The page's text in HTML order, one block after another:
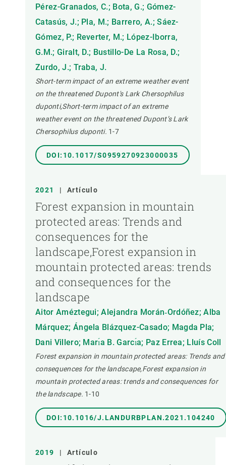
Pérez-Granados, C.; Bota, G.; Gómez-
Catasús, J.; Pla, M.; Barrero, A.; Sáez-
Gómez, P.; Reverter, M.; López-Iborra,
G.M.; Giralt, D.; Bustillo-De La Rosa, D.;
Zurdo, J.; Traba, J.
Short-term impact of an extreme weather event
on the threatened Dupont's Lark Chersophilus
duponti,Short-term impact of an extreme
weather event on the threatened Dupont’s Lark
Chersophilus duponti. 1-7
DOI:10.1017/S0959270923000035
2021 | Artículo
Forest expansion in mountain
protected areas: Trends and
consequences for the
landscape,Forest expansion in
mountain protected areas: trends
and consequences for the
landscape
Aitor Améztegui; Alejandra Morán‐Ordóñez; Alba
Márquez; Ángela Blázquez-Casado; Magda Pla;
Dani Villero; Marı́a B. Garcı́a; Paz Errea; Lluís Coll
Forest expansion in mountain protected areas: Trends and
consequences for the landscape,Forest expansion in
mountain protected areas: trends and consequences for
the landscape. 1-10
DOI:10.1016/J.LANDURBPLAN.2021.104240
2019 | Artículo